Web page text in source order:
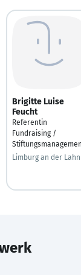
Brigitte Luise
Feucht
Referentin
Fundraising /
Limburg an der Lahn